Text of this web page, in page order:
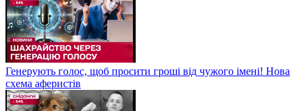
Генерують голос, щоб просити гроші від чужого імені! Нова
схема аферистів